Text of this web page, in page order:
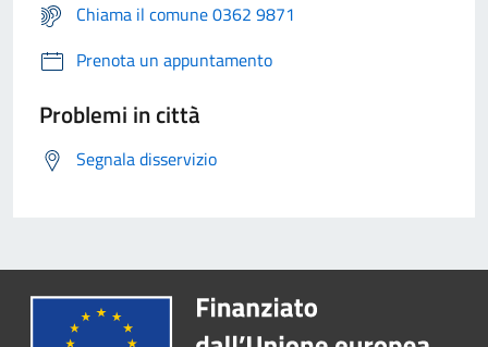
Chiama il comune 0362 9871
Prenota un appuntamento
Problemi in città
Segnala disservizio